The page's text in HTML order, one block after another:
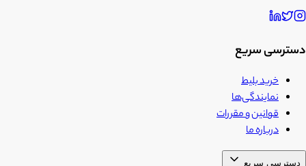
دسترسی سریع
خرید بلیط
نمایندگی‌ها
قوانین و مقررات
درباره ما
دسترسی سریع